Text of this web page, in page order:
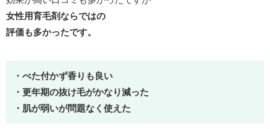
女性用育毛剤ならではの
評価も多かったです。
・べた付かず香りも良い
・更年期の抜け毛がかなり減った
・肌が弱いが問題なく使えた